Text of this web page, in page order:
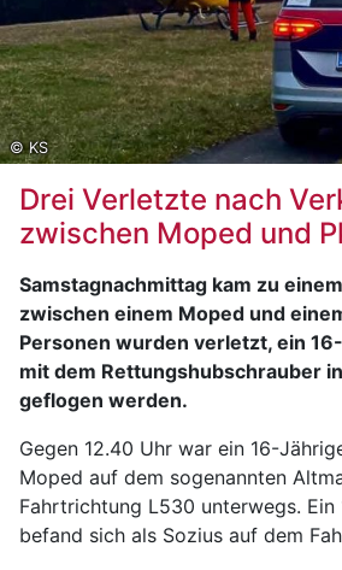
© KS
Drei Verletzte nach
zwischen Moped und
Samstagnachmittag kam zu
zwischen einem Moped und
Personen wurden verletzt, ein
mit dem Rettungshubschrauber
geflogen werden.
Gegen 12.40 Uhr war ein 16-
Moped auf dem sogenannten
Fahrtrichtung L530 unterwegs. Ein
befand sich als Sozius auf dem